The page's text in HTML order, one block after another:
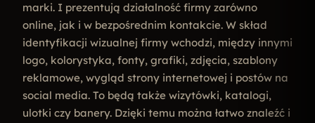
marki. I prezentują działalność firmy zarówno
online, jak i w bezpośrednim kontakcie. W skład
identyfikacji wizualnej firmy wchodzi, między innymi
logo, kolorystyka, fonty, grafiki, zdjęcia, szablony
reklamowe, wygląd strony internetowej i postów na
social media. To będą także wizytówki, katalogi,
ulotki czy banery. Dzięki temu można łatwo znaleźć i